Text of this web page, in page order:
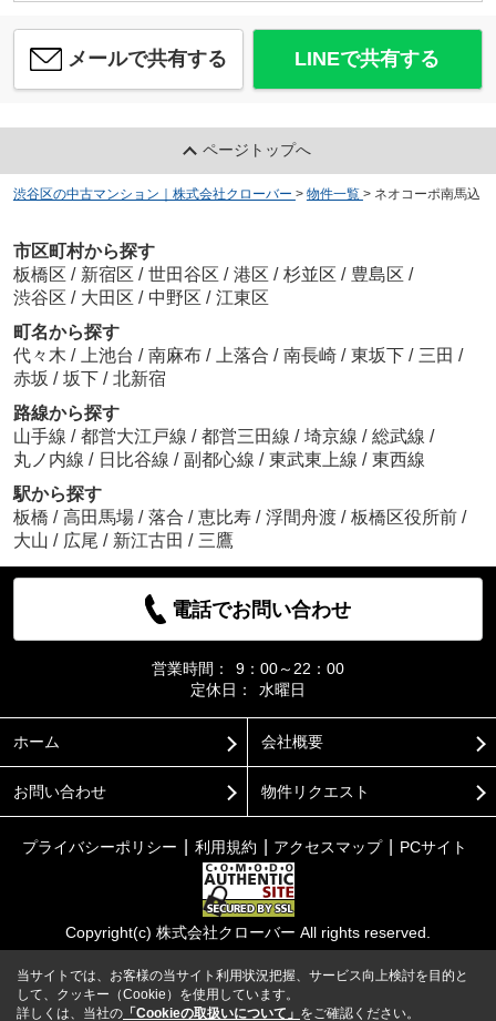
メールで共有する LINEで共有する
ページトップへ
渋谷区の中古マンション｜株式会社クローバー > 物件一覧 > ネオコーポ南馬込
市区町村から探す
板橋区 / 新宿区 / 世田谷区 / 港区 / 杉並区 / 豊島区 /
渋谷区 / 大田区 / 中野区 / 江東区
町名から探す
代々木 / 上池台 / 南麻布 / 上落合 / 南長崎 / 東坂下 / 三田 /
赤坂 / 坂下 / 北新宿
路線から探す
山手線 / 都営大江戸線 / 都営三田線 / 埼京線 / 総武線 /
丸ノ内線 / 日比谷線 / 副都心線 / 東武東上線 / 東西線
駅から探す
板橋 / 高田馬場 / 落合 / 恵比寿 / 浮間舟渡 / 板橋区役所前 /
大山 / 広尾 / 新江古田 / 三鷹
電話でお問い合わせ
営業時間：
9：00～22：00
定休日：
水曜日
ホーム 会社概要
お問い合わせ 物件リクエスト
プライバシーポリシー 利用規約 アクセスマップ PCサイト
Copyright(c) 株式会社クローバー All rights reserved.
当サイトでは、お客様の当サイト利用状況把握、サービス向上検討を目的と
して、クッキー（Cookie）を使用しています。
詳しくは、当社の 「Cookieの取扱いについて」 をご確認ください。